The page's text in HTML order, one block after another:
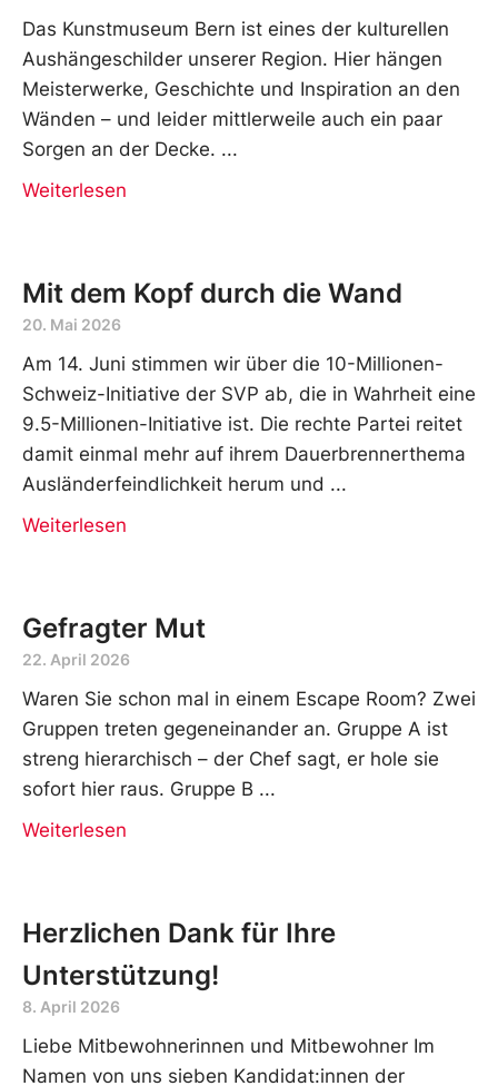
Das Kunstmuseum Bern ist eines der kulturellen
Aushängeschilder unserer Region. Hier hängen
Meisterwerke, Geschichte und Inspiration an den
Wänden – und leider mittlerweile auch ein paar
Sorgen an der Decke.
Weiterlesen
Mit dem Kopf durch die Wand
20. Mai 2026
Am 14. Juni stimmen wir über die 10-Millionen-
Schweiz-Initiative der SVP ab, die in Wahrheit eine
9.5-Millionen-Initiative ist. Die rechte Partei reitet
damit einmal mehr auf ihrem Dauerbrennerthema
Ausländerfeindlichkeit herum und
Weiterlesen
Gefragter Mut
22. April 2026
Waren Sie schon mal in einem Escape Room? Zwei
Gruppen treten gegeneinander an. Gruppe A ist
streng hierarchisch – der Chef sagt, er hole sie
sofort hier raus. Gruppe B
Weiterlesen
Herzlichen Dank für Ihre
Unterstützung!
8. April 2026
Liebe Mitbewohnerinnen und Mitbewohner Im
Namen von uns sieben Kandidat:innen der